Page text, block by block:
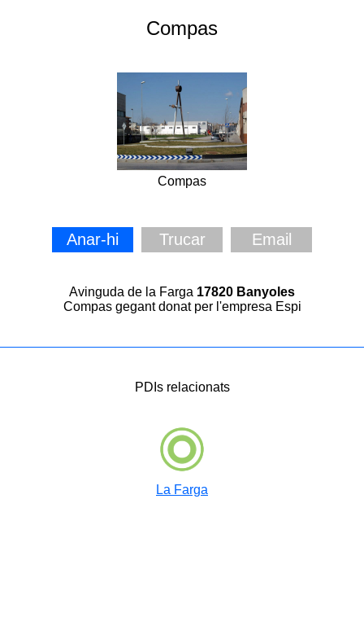
Compas
Compas
Anar-hi Trucar Email
Avinguda de la Farga 17820 Banyoles
Compas gegant donat per l'empresa Espi
PDIs relacionats
La Farga